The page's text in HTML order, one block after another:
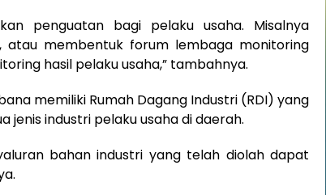
penguatan bagi pelaku usaha. Misalnya
atau membentuk forum lembaga monitoring
hasil pelaku usaha,” tambahnya.
memiliki Rumah Dagang Industri (RDI) yang
jenis industri pelaku usaha di daerah.
bahan industri yang telah diolah dapat